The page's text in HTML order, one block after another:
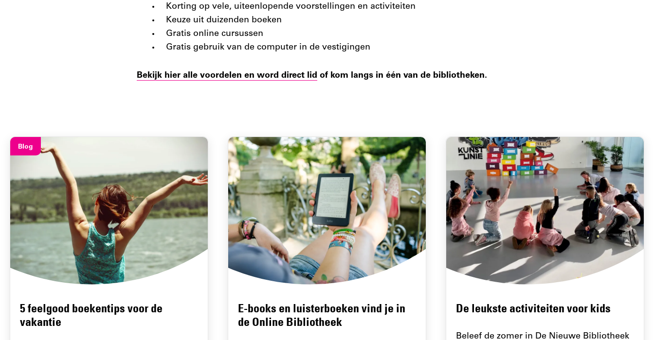
Korting op vele, uiteenlopende voorstellingen en activiteiten
Keuze uit duizenden boeken
Gratis online cursussen
Gratis gebruik van de computer in de vestigingen
Bekijk hier alle voordelen en word direct lid of kom langs in één van de bibliotheken.
Blog
5 feelgood boekentips voor de
vakantie
E-books en luisterboeken vind je in
de Online Bibliotheek
De leukste activiteiten voor kids
Beleef de zomer in De Nieuwe Bibliotheek